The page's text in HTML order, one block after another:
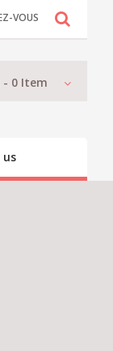
VOUS
- 0 Item